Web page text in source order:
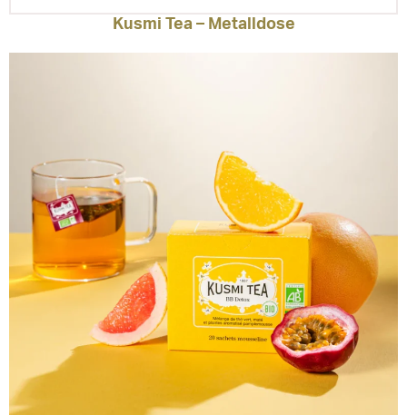
Kusmi Tea – Metalldose